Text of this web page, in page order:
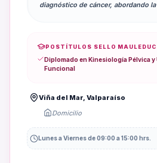
diagnóstico de cáncer, abordando
cada paciente."
POSTÍTULOS SELLO MAULEDUC
Diplomado en Kinesiología Pélvica
Funcional
Viña del Mar, Valparaíso
Domicilio
Lunes a Viernes de 09:00 a 15:00 hrs.